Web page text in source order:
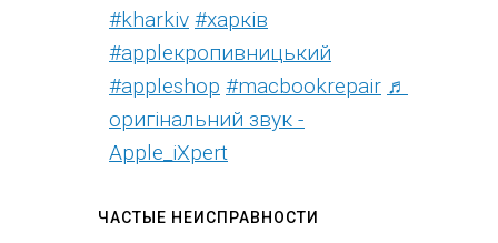
#kharkiv #харків
#appleкропивницький
#appleshop #macbookrepair ♬
оригінальний звук -
Apple_iXpert
ЧАСТЫЕ НЕИСПРАВНОСТИ